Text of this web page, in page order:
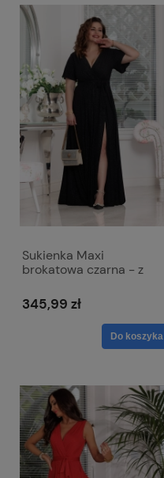
Sukienka Maxi
brokatowa czarna - z
345,99 zł
Do koszyka